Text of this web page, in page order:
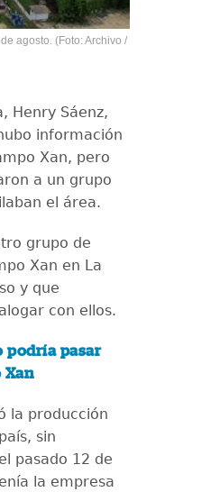
agosto. (Foto: Archivo /
Henry Sáenz,
información
Xan, pero
a un grupo
el área.
grupo de
Xan en La
y que
con ellos.
podría pasar
Xan
la producción
sin
pasado 12 de
la empresa